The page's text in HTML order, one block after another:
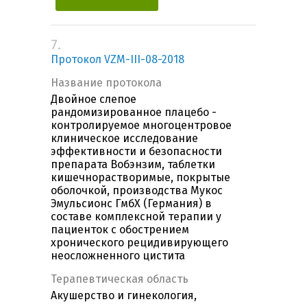
7.
Протокол VZM-III-08-2018
Название протокола
Двойное слепое
рандомизированное плацебо -
контролируемое многоцентровое
клиническое исследование
эффективности и безопасности
препарата Вобэнзим, таблетки
кишечнорастворимые, покрытые
оболочкой, производства Мукос
Эмульсионс ГмбХ (Германия) в
составе комплексной терапии у
пациенток с обострением
хронического рецидивирующего
неосложненного цистита
Терапевтическая область
Акушерство и гинекология,